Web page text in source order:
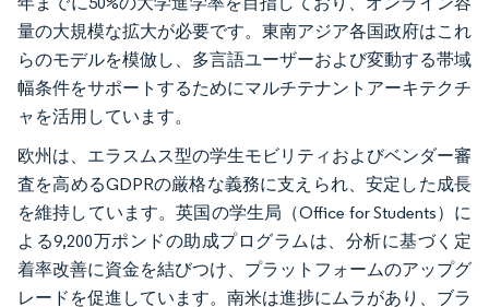
量の大規模な拡大が必要です。東南アジア各国政府はこれ
らのモデルを模倣し、多言語ユーザーおよび変動する帯域
幅条件をサポートするためにマルチテナントアーキテクチ
ャを活用しています。
欧州は、エラスムス型の学生モビリティおよびベンダー審
査を高めるGDPRの厳格な義務に支えられ、安定した成長
を維持しています。英国の学生局（Office for Students）に
よる9,200万ポンドの助成プログラムは、分析に基づく定
着率改善に資金を結びつけ、プラットフォームのアップグ
レードを促進しています。南米は進捗にムラがあり、ブラ